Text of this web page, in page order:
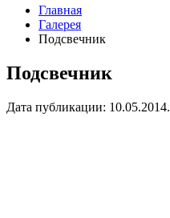
Главная
Галерея
Подсвечник
Подсвечник
Дата публикации: 10.05.2014.